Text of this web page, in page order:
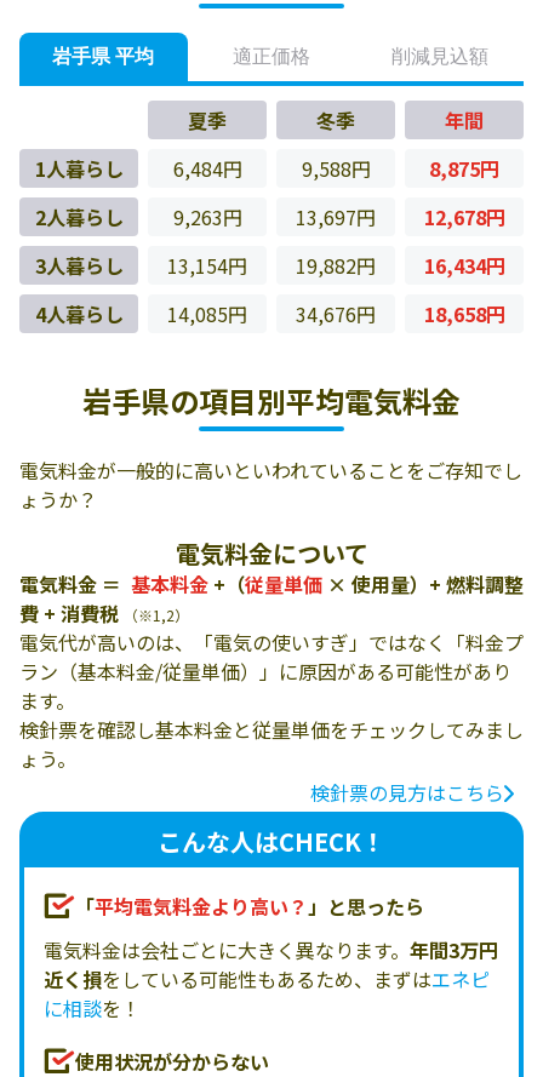
岩手県 平均 適正価格 削減見込額
夏季 冬季
年間
1人暮らし
6,484円 9,588円
8,875円
2人暮らし
9,263円 13,697円
12,678円
3人暮らし
13,154円 19,882円
16,434円
4人暮らし
14,085円 34,676円 18,658円
岩手県の項目別平均電気料金
電気料金が一般的に高いといわれていることをご存知でし
ょうか？
電気料金について
電気料金 ＝ 基本料金 +（従量単価 × 使用量）+ 燃料調整
費 + 消費税
（※1,2）
電気代が高いのは、「電気の使いすぎ」ではなく「料金プ
ラン（基本料金/従量単価）」に原因がある可能性があり
ます。
検針票を確認し基本料金と従量単価をチェックしてみまし
ょう。
検針票の見方はこちら
こんな人はCHECK！
「平均電気料金より高い？」と思ったら
電気料金は会社ごとに大きく異なります。 年間3万円
近く損をしている可能性もあるため、まずはエネピ
に相談を！
使用状況が分からない